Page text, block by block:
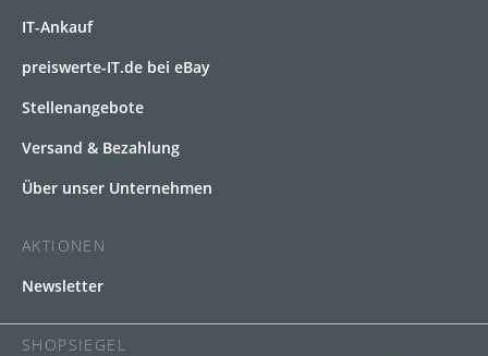
IT-Ankauf
preiswerte-IT.de bei eBay
Stellenangebote
Versand & Bezahlung
Über unser Unternehmen
AKTIONEN
Newsletter
SHOPSIEGEL